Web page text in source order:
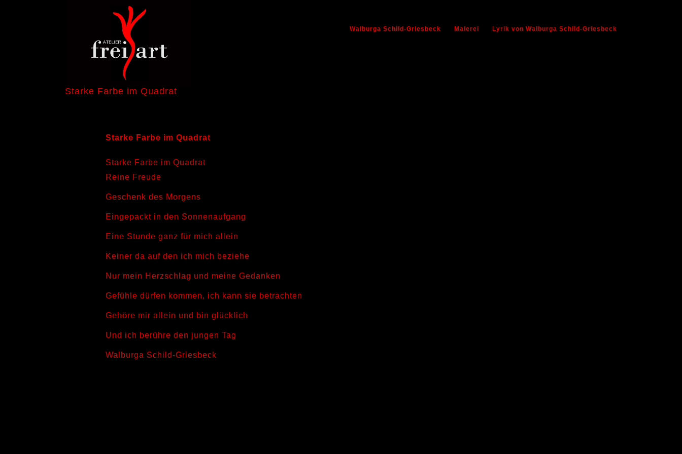
Walburga Schild-Griesbeck Malerei Lyrik von Walburga Schild-Griesbeck
Starke Farbe im Quadrat
Starke Farbe im Quadrat
Starke Farbe im Quadrat
Reine Freude
Geschenk des Morgens
Eingepackt in den Sonnenaufgang
Eine Stunde ganz für mich allein
Keiner da auf den ich mich beziehe
Nur mein Herzschlag und meine Gedanken
Gefühle dürfen kommen, ich kann sie betrachten
Gehöre mir allein und bin glücklich
Und ich berühre den jungen Tag
Walburga Schild-Griesbeck